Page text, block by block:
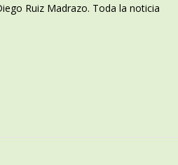
Ruiz Madrazo. Toda la noticia